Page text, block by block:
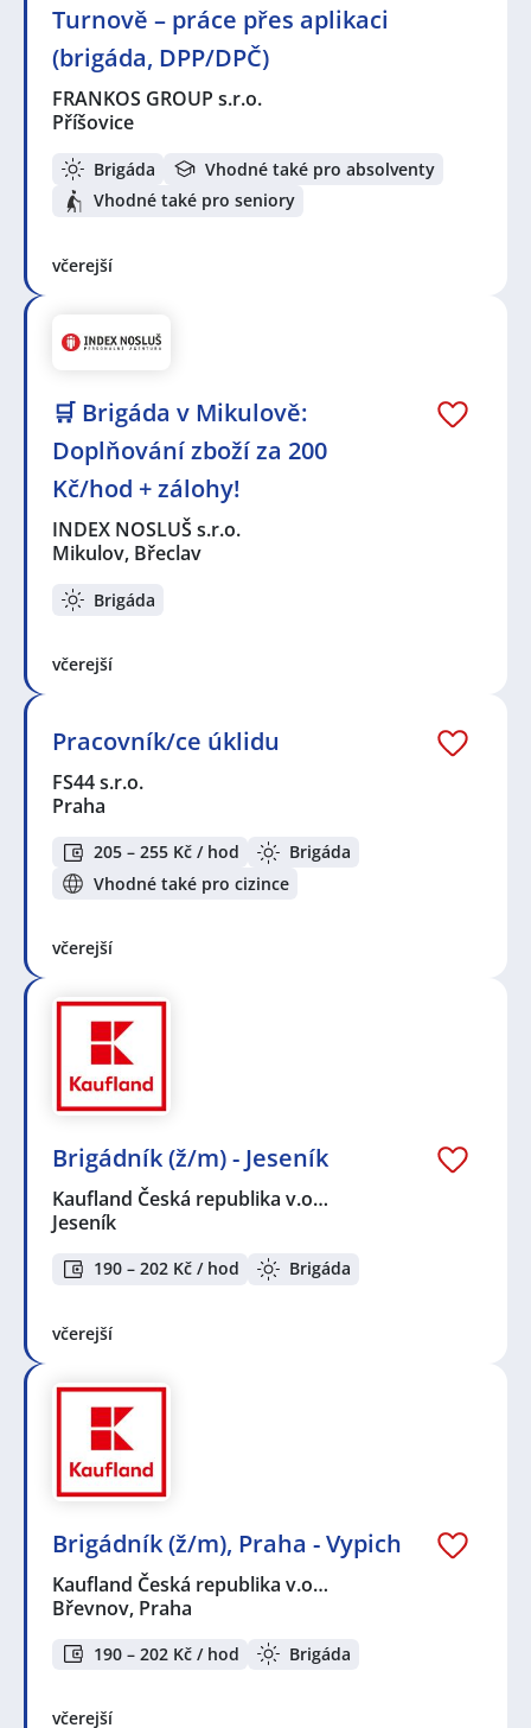
Turnově – práce přes aplikaci
(brigáda, DPP/DPČ)
FRANKOS GROUP s.r.o.
Příšovice
Brigáda
Vhodné také pro absolventy
Vhodné také pro seniory
včerejší
🛒 Brigáda v Mikulově:
Doplňování zboží za 200
Kč/hod + zálohy!
INDEX NOSLUŠ s.r.o.
Mikulov, Břeclav
Brigáda
včerejší
Pracovník/ce úklidu
FS44 s.r.o.
Praha
205 – 255 Kč / hod
Brigáda
Vhodné také pro cizince
včerejší
Brigádník (ž/m) - Jeseník
Kaufland Česká republika v.o…
Jeseník
190 – 202 Kč / hod Brigáda
včerejší
Brigádník (ž/m), Praha - Vypich
Kaufland Česká republika v.o…
Břevnov, Praha
190 – 202 Kč / hod Brigáda
včerejší